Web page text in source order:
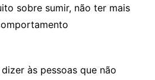
sobre sumir, não ter mais
às pessoas que não